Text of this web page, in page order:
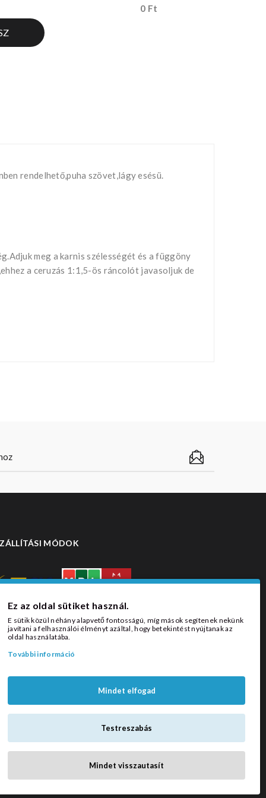
0 Ft
rendelhető,puha szövet,lágy esésü.
meg a karnis szélességét és a függöny
a ceruzás 1:1,5-ös ráncolót javasoljuk de
MÓDOK
Függönyöm © 2026
Ez az oldal sütiket használ.
E sütik közül néhány alapvető fontosságú, míg mások segítenek nekünk
javítani a felhasználói élményt azáltal, hogy betekintést nyújtanak az
oldal használatába.
További információ
Mindet elfogad
Testreszabás
Mindet visszautasít